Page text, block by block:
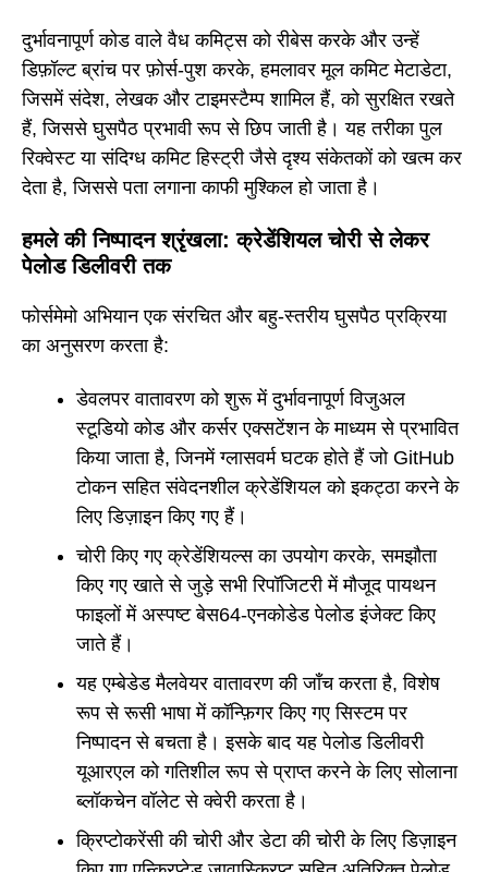
दुर्भावनापूर्ण कोड वाले वैध कमिट्स को रीबेस करके और उन्हें
डिफ़ॉल्ट ब्रांच पर फ़ोर्स-पुश करके, हमलावर मूल कमिट मेटाडेटा,
जिसमें संदेश, लेखक और टाइमस्टैम्प शामिल हैं, को सुरक्षित रखते
हैं, जिससे घुसपैठ प्रभावी रूप से छिप जाती है। यह तरीका पुल
रिक्वेस्ट या संदिग्ध कमिट हिस्ट्री जैसे दृश्य संकेतकों को खत्म कर
देता है, जिससे पता लगाना काफी मुश्किल हो जाता है।
हमले की निष्पादन श्रृंखला: क्रेडेंशियल चोरी से लेकर
पेलोड डिलीवरी तक
फोर्समेमो अभियान एक संरचित और बहु-स्तरीय घुसपैठ प्रक्रिया
का अनुसरण करता है:
डेवलपर वातावरण को शुरू में दुर्भावनापूर्ण विजुअल
स्टूडियो कोड और कर्सर एक्सटेंशन के माध्यम से प्रभावित
किया जाता है, जिनमें ग्लासवर्म घटक होते हैं जो GitHub
टोकन सहित संवेदनशील क्रेडेंशियल को इकट्ठा करने के
लिए डिज़ाइन किए गए हैं।
चोरी किए गए क्रेडेंशियल्स का उपयोग करके, समझौता
किए गए खाते से जुड़े सभी रिपॉजिटरी में मौजूद पायथन
फाइलों में अस्पष्ट बेस64-एनकोडेड पेलोड इंजेक्ट किए
जाते हैं।
यह एम्बेडेड मैलवेयर वातावरण की जाँच करता है, विशेष
रूप से रूसी भाषा में कॉन्फ़िगर किए गए सिस्टम पर
निष्पादन से बचता है। इसके बाद यह पेलोड डिलीवरी
यूआरएल को गतिशील रूप से प्राप्त करने के लिए सोलाना
ब्लॉकचेन वॉलेट से क्वेरी करता है।
क्रिप्टोकरेंसी की चोरी और डेटा की चोरी के लिए डिज़ाइन